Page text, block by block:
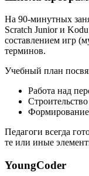
На 90-минутных
Scratch Junior и
составлением игр
терминов.
Учебный план
Работа над
Педагоги всегда
те или иные
YoungCoder